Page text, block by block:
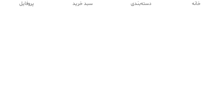
پروفایل سبد خرید دسته‌بندی خانه